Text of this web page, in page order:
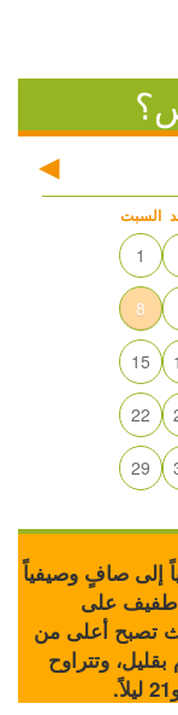
السبت
1
8
15
22
29
إلى صافٍ وصيفياً
طفيف على
تصبح أعلى من
وتتراوح